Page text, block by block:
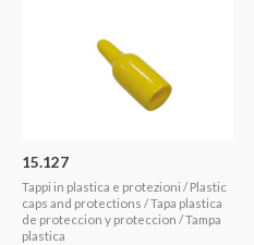
15.127
Tappi in plastica e protezioni / Plastic
caps and protections / Tapa plastica
de proteccion y proteccion / Tampa
plastica